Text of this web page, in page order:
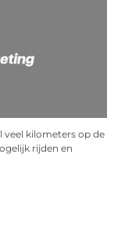
veel kilometers op de
rijden en